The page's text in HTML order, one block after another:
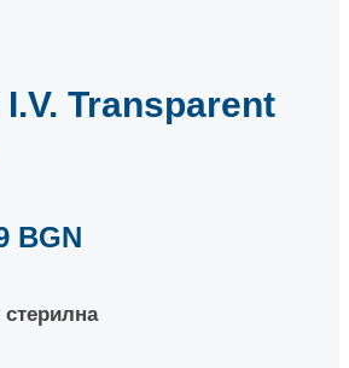
Transparent
BGN
стерилна